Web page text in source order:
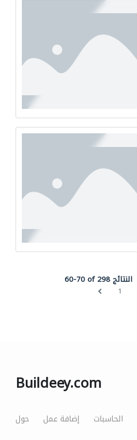
60-70 of 298 النتائج
1
Buildeey.com
حول إضافة عمل الحاسبات